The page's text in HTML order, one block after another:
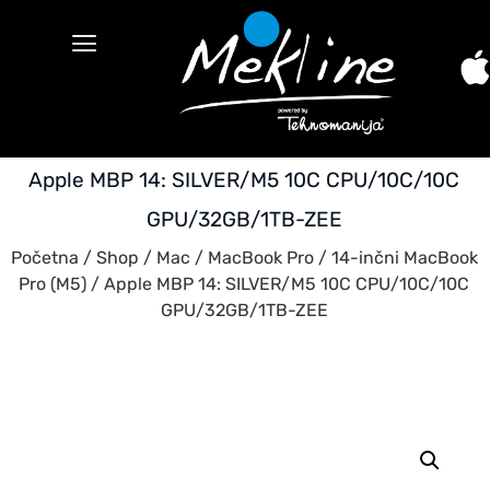
Apple MBP 14: SILVER/M5 10C CPU/10C/10C
GPU/32GB/1TB-ZEE
Početna / Shop / Mac / MacBook Pro/ 14-inčni MacBook
Pro (M5) / Apple MBP 14: SILVER/M5 10C CPU/10C/10C
GPU/32GB/1TB-ZEE